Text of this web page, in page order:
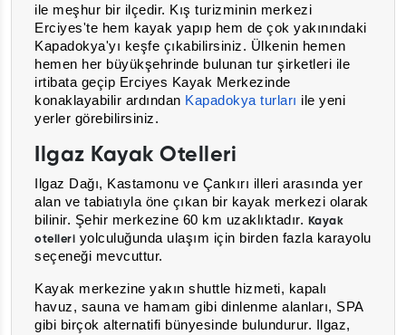
ile meşhur bir ilçedir. Kış turizminin merkezi
Erciyes'te hem kayak yapıp hem de çok yakınındaki
Kapadokya'yı keşfe çıkabilirsiniz. Ülkenin hemen
hemen her büyükşehrinde bulunan tur şirketleri ile
irtibata geçip Erciyes Kayak Merkezinde
konaklayabilir ardından Kapadokya turları ile yeni
yerler görebilirsiniz.
Ilgaz Kayak Otelleri
Ilgaz Dağı, Kastamonu ve Çankırı illeri arasında yer
alan ve tabiatıyla öne çıkan bir kayak merkezi olarak
bilinir. Şehir merkezine 60 km uzaklıktadır.
Kayak
otelleri yolculuğunda ulaşım için birden fazla karayolu
seçeneği mevcuttur.
Kayak merkezine yakın shuttle hizmeti, kapalı
havuz, sauna ve hamam gibi dinlenme alanları, SPA
gibi birçok alternatifi bünyesinde bulundurur. Ilgaz,